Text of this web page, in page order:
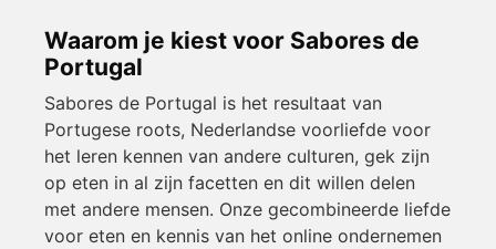
Waarom je kiest voor Sabores de
Portugal
Sabores de Portugal is het resultaat van
Portugese roots, Nederlandse voorliefde voor
het leren kennen van andere culturen, gek zijn
op eten in al zijn facetten en dit willen delen
met andere mensen. Onze gecombineerde liefde
voor eten en kennis van het online ondernemen